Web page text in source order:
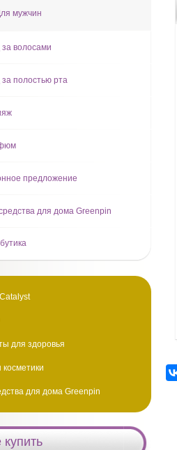
мужчин
за волосами
за полостью рта
предложение
для дома Greenpin
для здоровья
для дома Greenpin
купить